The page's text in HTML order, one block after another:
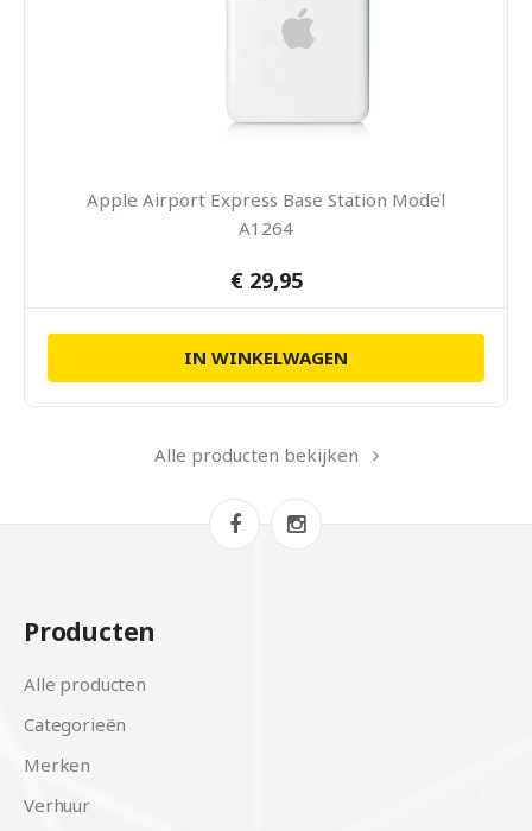
Apple Airport Express Base Station Model
A1264
€ 29,95
IN WINKELWAGEN
Alle producten bekijken
Producten
Alle producten
Categorieën
Merken
Verhuur